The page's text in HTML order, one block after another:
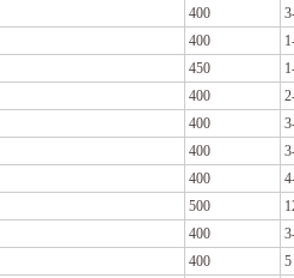
400
400
450
400
400
400
400
500
400
400
5